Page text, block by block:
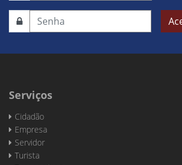
Serviços
Cidadão
Empresa
Servidor
Turista